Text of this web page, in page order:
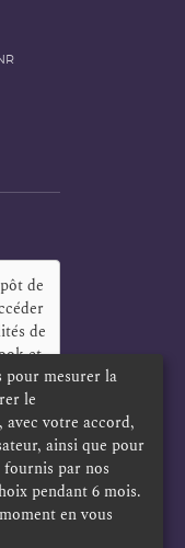
de
de
et
pour mesurer la
le
votre accord,
ainsi que pour
par nos
pendant 6 mois.
en vous